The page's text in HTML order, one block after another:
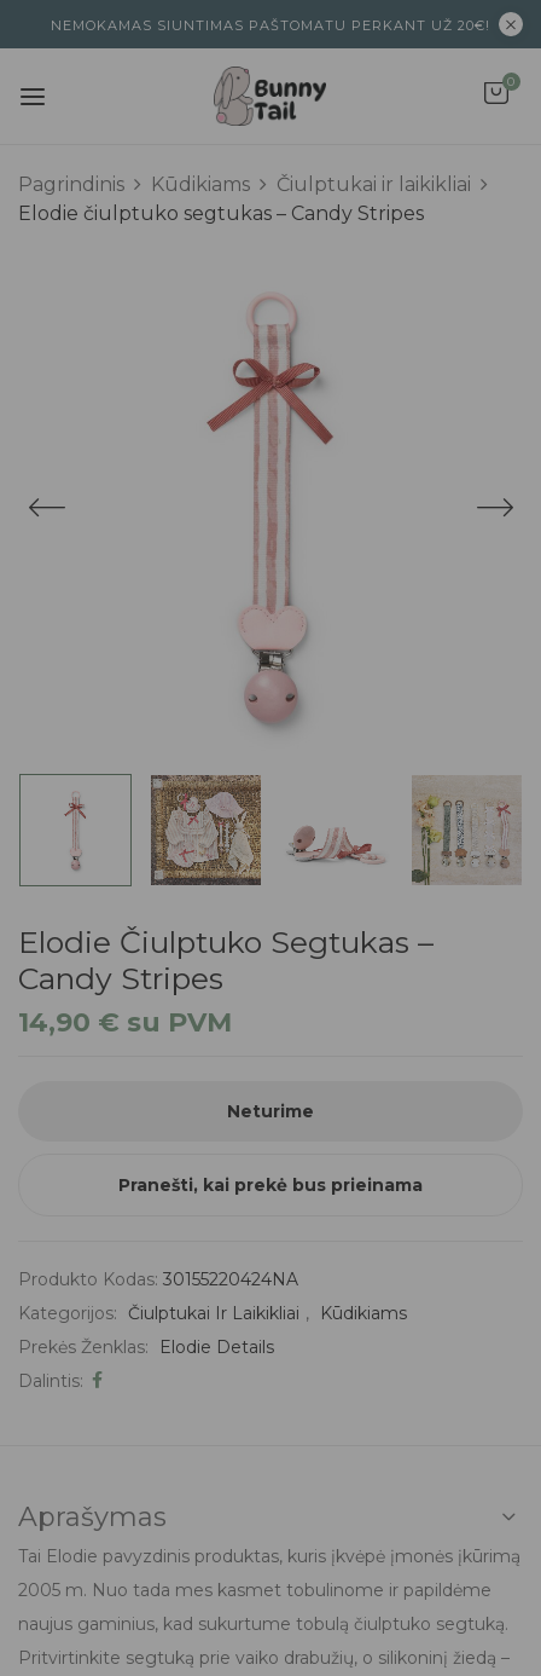
NEMOKAMAS SIUNTIMAS PAŠTOMATU PERKANT UŽ 20€!
0
Pagrindinis Kūdikiams
Čiulptukai ir laikikliai
Elodie čiulptuko segtukas – Candy Stripes
Elodie Čiulptuko Segtukas –
Candy Stripes
14,90 € su PVM
Neturime
Pranešti, kai prekė bus prieinama
Produkto Kodas: 30155220424NA
Kategorijos: Čiulptukai Ir Laikikliai ,
Kūdikiams
Prekės Ženklas:
Elodie Details
Dalintis:
Aprašymas
Tai Elodie pavyzdinis produktas, kuris įkvėpė įmonės įkūrimą
2005 m. Nuo tada mes kasmet tobulinome ir papildėme
naujus gaminius, kad sukurtume tobulą čiulptuko segtuką.
Pritvirtinkite segtuką prie vaiko drabužių, o silikoninį žiedą –